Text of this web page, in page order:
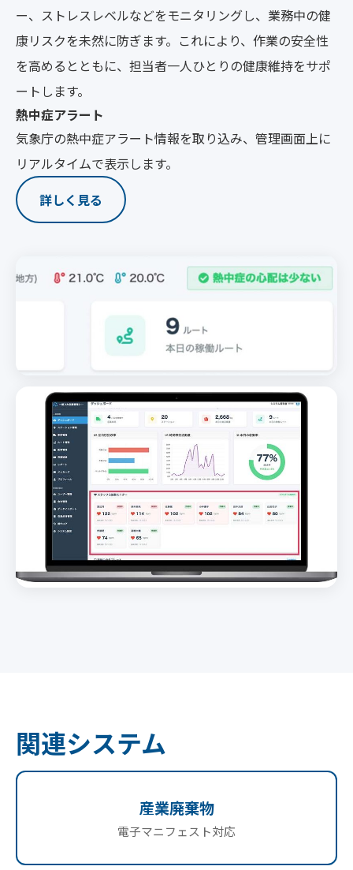
ー、ストレスレベルなどをモニタリングし、業務中の健
康リスクを未然に防ぎます。これにより、作業の安全性
を高めるとともに、担当者一人ひとりの健康維持をサポ
ートします。
熱中症アラート
気象庁の熱中症アラート情報を取り込み、管理画面上に
リアルタイムで表示します。
詳しく見る
関連システム
産業廃棄物
電子マニフェスト対応